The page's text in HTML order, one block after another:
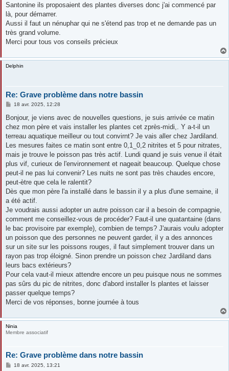
Santonine ils proposaient des plantes diverses donc j'ai commencé par
là, pour démarrer.
Aussi il faut un nénuphar qui ne s'étend pas trop et ne demande pas un
très grand volume.
Merci pour tous vos conseils précieux
Delphin
Re: Grave problème dans notre bassin
M
s
a
g
18 avr. 2025, 12:28
Bonjour, je viens avec de nouvelles questions, je suis arrivée ce matin
chez mon père et vais installer les plantes cet zprès-midi,. Y a-t-il un
terreau aquatique meilleur ou tout convirnt? Je vais aller chez Jardiland.
Les mesures faites ce matin sont entre 0,1_0,2 nitrites et 5 pour nitrates,
mais je trouve le poisson pas très actif. Lundi quand je suis venue il était
plus vif, curieux de l'environnement et nageait beaucoup. Quelque chose
peut-il ne pas lui convenir? Les nuits ne sont pas très chaudes encore,
peut-ètre que cela le ralentit?
Dès que mon père l'a installé dans le bassin il y a plus d'une semaine, il
a été actif.
Je voudrais aussi adopter un autre poisson car il a besoin de compagnie,
comment me conseillez-vous de procéder? Faut-il une quatantaine (dans
le bac provisoire par exemple), combien de temps? J'aurais voulu adopter
un poisson que des personnes ne peuvent garder, il y a des annonces
sur un site sur les poissons rouges, il faut simplement trouver dans un
rayon pas trop éloigné. Sinon prendre un poisson chez Jardiland dans
leurs bacs extérieurs?
Pour cela vaut-il mieux attendre encore un peu puisque nous ne sommes
pas sûrs du pic de nitrites, donc d'abord installer ls plantes et laisser
passer quelque temps?
Merci de vos réponses, bonne journée à tous
Ninia
Membre associatif
Re: Grave problème dans notre bassin
M18 avr. 2025, 13:21